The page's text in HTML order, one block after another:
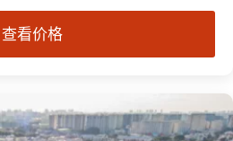
查看价格